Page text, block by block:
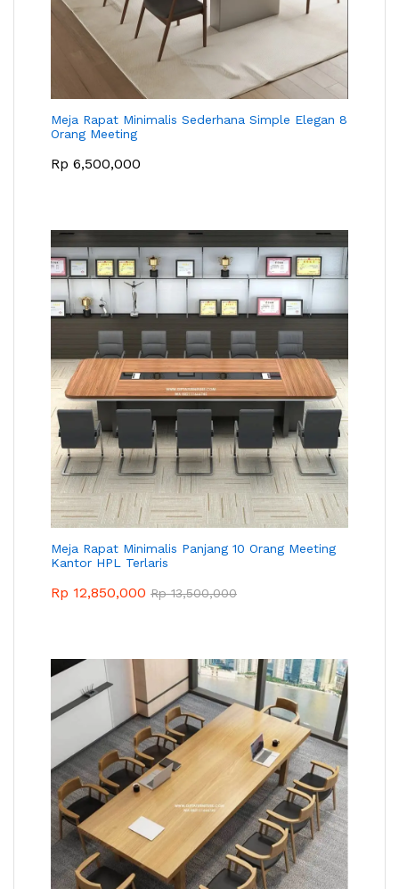
Meja Rapat Minimalis Sederhana Simple Elegan 8
Orang Meeting
Rp 6,500,000
Meja Rapat Minimalis Panjang 10 Orang Meeting
Kantor HPL Terlaris
Rp 12,850,000 Rp13,500,000